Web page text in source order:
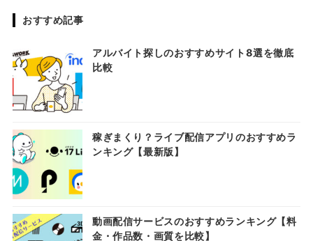
おすすめ記事
アルバイト探しのおすすめサイト8選を徹底
比較
稼ぎまくり？ライブ配信アプリのおすすめラ
ンキング【最新版】
動画配信サービスのおすすめランキング【料
金・作品数・画質を比較】